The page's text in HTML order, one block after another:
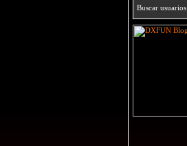
Buscar usuarios